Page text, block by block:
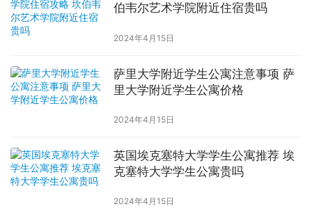
伯韦尔艺术学院附近住宿贵吗
2024年4月15日
萨里大学附近学生公寓注意事项 萨
里大学附近学生公寓价格
2024年4月15日
英国埃克塞特大学学生公寓推荐 埃
克塞特大学学生公寓贵吗
2024年4月15日